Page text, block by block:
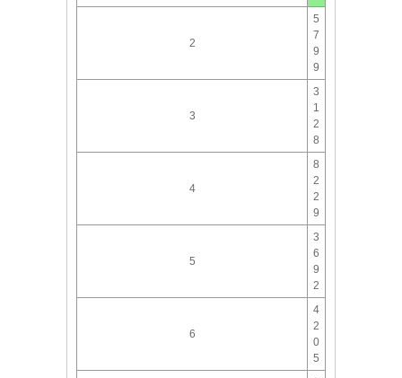
2
5
7
9
9
3
3
1
2
8
4
8
2
2
9
5
3
6
9
2
6
4
2
0
5